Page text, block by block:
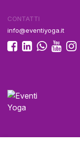
CONTATTI
info@eventiyoga.it